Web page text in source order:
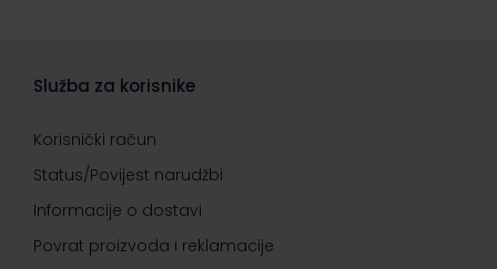
Služba za korisnike
Korisnički račun
Status/Povijest narudžbi
Informacije o dostavi
Povrat proizvoda i reklamacije